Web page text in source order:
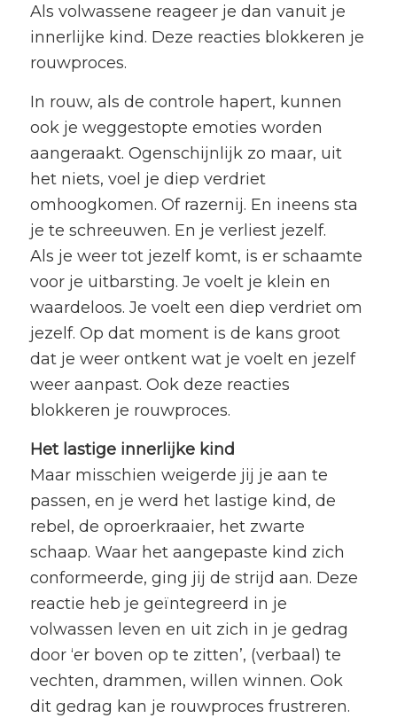
Als volwassene reageer je dan vanuit je
innerlijke kind. Deze reacties blokkeren je
rouwproces.
In rouw, als de controle hapert, kunnen
ook je weggestopte emoties worden
aangeraakt. Ogenschijnlijk zo maar, uit
het niets, voel je diep verdriet
omhoogkomen. Of razernij. En ineens sta
je te schreeuwen. En je verliest jezelf.
Als je weer tot jezelf komt, is er schaamte
voor je uitbarsting. Je voelt je klein en
waardeloos. Je voelt een diep verdriet om
jezelf. Op dat moment is de kans groot
dat je weer ontkent wat je voelt en jezelf
weer aanpast. Ook deze reacties
blokkeren je rouwproces.
Het lastige innerlijke kind
Maar misschien weigerde jij je aan te
passen, en je werd het lastige kind, de
rebel, de oproerkraaier, het zwarte
schaap. Waar het aangepaste kind zich
conformeerde, ging jij de strijd aan. Deze
reactie heb je geïntegreerd in je
volwassen leven en uit zich in je gedrag
door ‘er boven op te zitten’, (verbaal) te
vechten, drammen, willen winnen. Ook
dit gedrag kan je rouwproces frustreren.